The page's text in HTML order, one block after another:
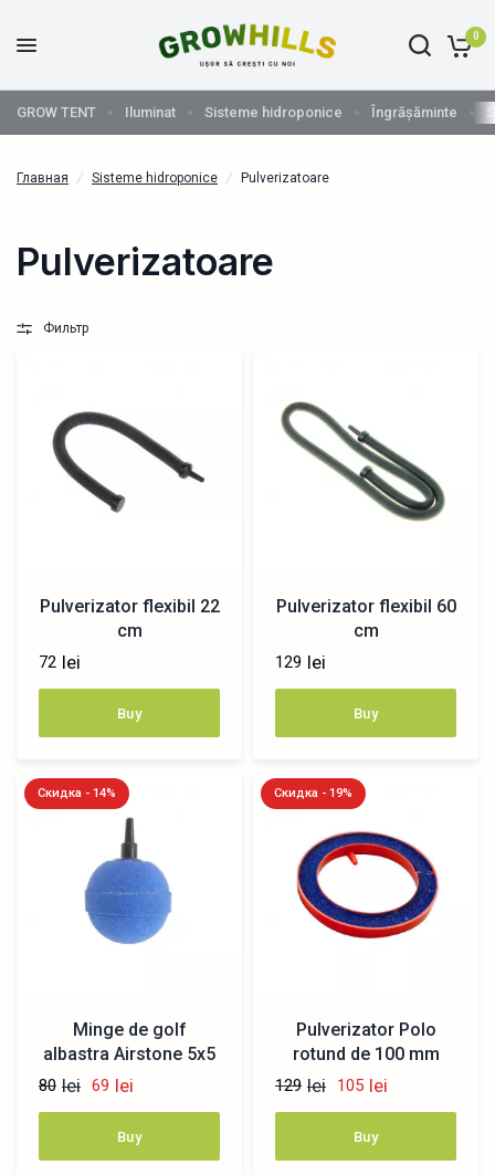
0
GROW TENT Iluminat Sisteme hidroponice Îngrășăminte
Главная / Sisteme hidroponice / Pulverizatoare
Pulverizatoare
Фильтр
Pulverizator flexibil 22
cm
72 lei
Buy
Pulverizator flexibil 60
cm
129 lei
Buy
Скидка - 14%
Minge de golf
albastra Airstone 5x5
cm
80 lei 69 lei
Buy
Скидка - 19%
Pulverizator Polo
rotund de 100 mm
129 lei 105 lei
Buy